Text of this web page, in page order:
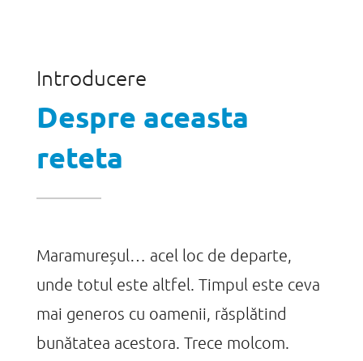
Introducere
Despre aceasta
reteta
Maramureșul… acel loc de departe,
unde totul este altfel. Timpul este ceva
mai generos cu oamenii, răsplătind
bunătatea acestora. Trece molcom.